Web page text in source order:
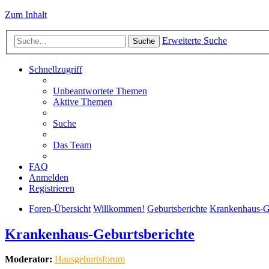
Zum Inhalt
Suche Erweiterte Suche
Schnellzugriff
Unbeantwortete Themen
Aktive Themen
Suche
Das Team
FAQ
Anmelden
Registrieren
Foren-Übersicht Willkommen! Geburtsberichte Krankenhaus-
Krankenhaus-Geburtsberichte
Moderator: Hausgeburtsforum